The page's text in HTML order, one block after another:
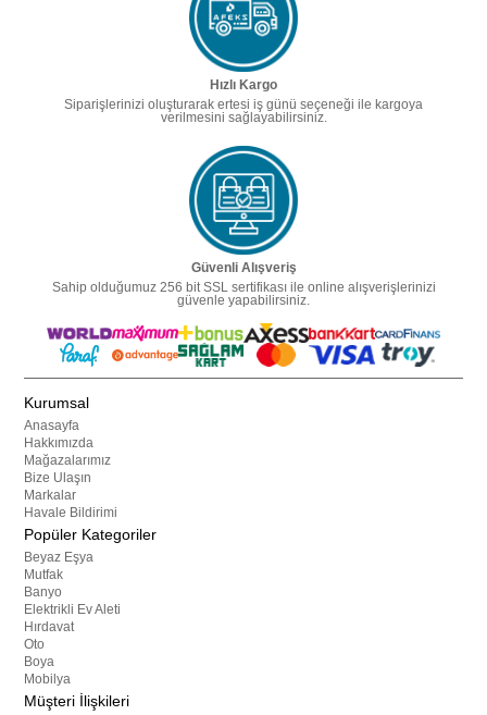
Hızlı Kargo
Siparişlerinizi oluşturarak ertesi iş günü seçeneği ile kargoya
verilmesini sağlayabilirsiniz.
Güvenli Alışveriş
Sahip olduğumuz 256 bit SSL sertifikası ile online alışverişlerinizi
güvenle yapabilirsiniz.
Kurumsal
Anasayfa
Hakkımızda
Mağazalarımız
Bize Ulaşın
Markalar
Havale Bildirimi
Popüler Kategoriler
Beyaz Eşya
Mutfak
Banyo
Elektrikli Ev Aleti
Hırdavat
Oto
Boya
Mobilya
Müşteri İlişkileri